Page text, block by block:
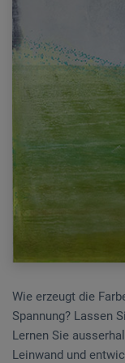
Wie erzeugt die
Spannung? Lassen
Lernen Sie
Leinwand und